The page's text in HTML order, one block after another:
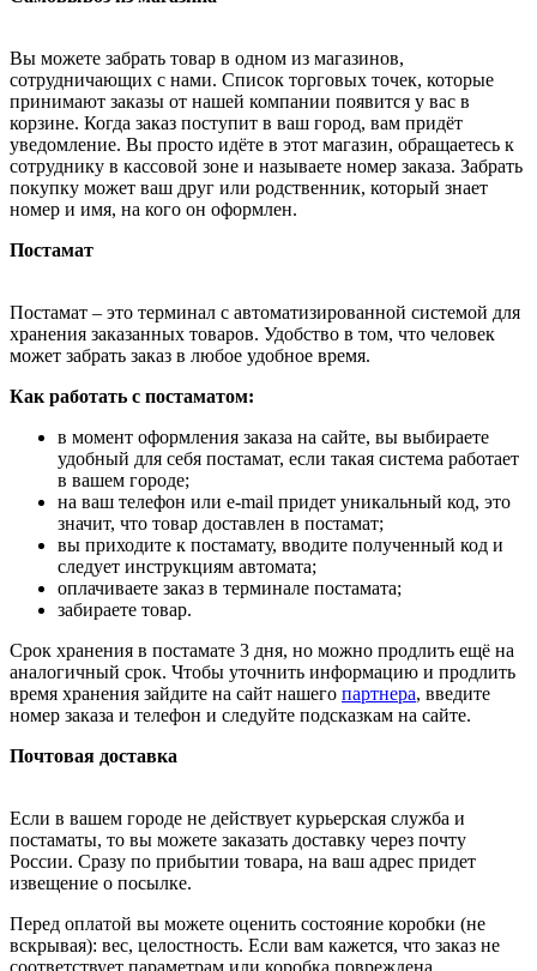
Вы можете забрать товар в одном из магазинов,
сотрудничающих с нами. Список торговых точек, которые
принимают заказы от нашей компании появится у вас в
корзине. Когда заказ поступит в ваш город, вам придёт
уведомление. Вы просто идёте в этот магазин, обращаетесь к
сотруднику в кассовой зоне и называете номер заказа. Забрать
покупку может ваш друг или родственник, который знает
номер и имя, на кого он оформлен.
Постамат
Постамат – это терминал с автоматизированной системой для
хранения заказанных товаров. Удобство в том, что человек
может забрать заказ в любое удобное время.
Как работать с постаматом:
в момент оформления заказа на сайте, вы выбираете
удобный для себя постамат, если такая система работает
в вашем городе;
на ваш телефон или e-mail придет уникальный код, это
значит, что товар доставлен в постамат;
вы приходите к постамату, вводите полученный код и
следует инструкциям автомата;
оплачиваете заказ в терминале постамата;
забираете товар.
Срок хранения в постамате 3 дня, но можно продлить ещё на
аналогичный срок. Чтобы уточнить информацию и продлить
время хранения зайдите на сайт нашего партнера, введите
номер заказа и телефон и следуйте подсказкам на сайте.
Почтовая доставка
Если в вашем городе не действует курьерская служба и
постаматы, то вы можете заказать доставку через почту
России. Сразу по прибытии товара, на ваш адрес придет
извещение о посылке.
Перед оплатой вы можете оценить состояние коробки (не
вскрывая): вес, целостность. Если вам кажется, что заказ не